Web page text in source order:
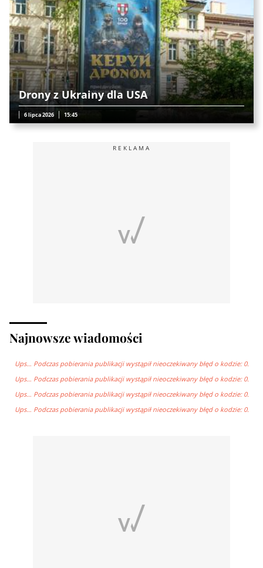
Drony z Ukrainy dla USA
6 lipca 2026 15:45
REKLAMA
Najnowsze wiadomości
Ups… Podczas pobierania publikacji wystąpił nieoczekiwany błęd o kodzie: 0.
Ups… Podczas pobierania publikacji wystąpił nieoczekiwany błęd o kodzie: 0.
Ups… Podczas pobierania publikacji wystąpił nieoczekiwany błęd o kodzie: 0.
Ups… Podczas pobierania publikacji wystąpił nieoczekiwany błęd o kodzie: 0.